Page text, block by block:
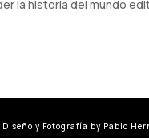
la historia del mundo
Diseño y Fotografía by Pablo